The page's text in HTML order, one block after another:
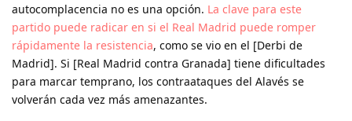
autocomplacencia no es una opción. La clave para este
partido puede radicar en si el Real Madrid puede romper
rápidamente la resistencia, como se vio en el [Derbi de
Madrid]. Si [Real Madrid contra Granada] tiene dificultades
para marcar temprano, los contraataques del Alavés se
volverán cada vez más amenazantes.